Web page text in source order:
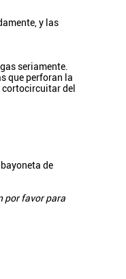
y las
seriamente.
que perforan la
del
de
por favor para